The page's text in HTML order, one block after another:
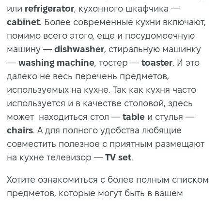
или refrigerator, кухонного шкафчика —
cabinet. Более современные кухни включают,
помимо всего этого, еще и посудомоечную
машину — dishwasher, стиральную машинку
— washing machine, тостер — toaster. И это
далеко не весь перечень предметов,
используемых на кухне. Так как кухня часто
используется и в качестве столовой, здесь
может находиться стол — table и стулья —
chairs. А для полного удобства любящие
совместить полезное с приятным размещают
на кухне телевизор — TV set.
Хотите ознакомиться с более полным списком
предметов, которые могут быть в вашем